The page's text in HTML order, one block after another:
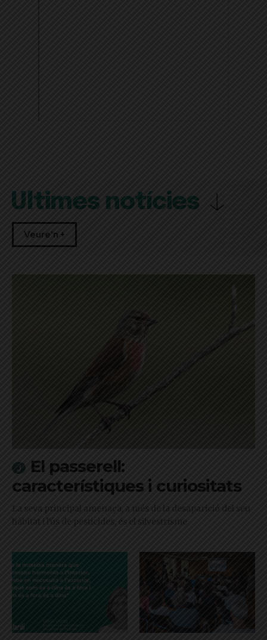
Últimes notícies
Veure'n +
El passerell:
característiques i curiositats
La seva principal amenaça, a més de la desaparició del seu
hàbitat i l'ús de pesticides, és el silvestrisme